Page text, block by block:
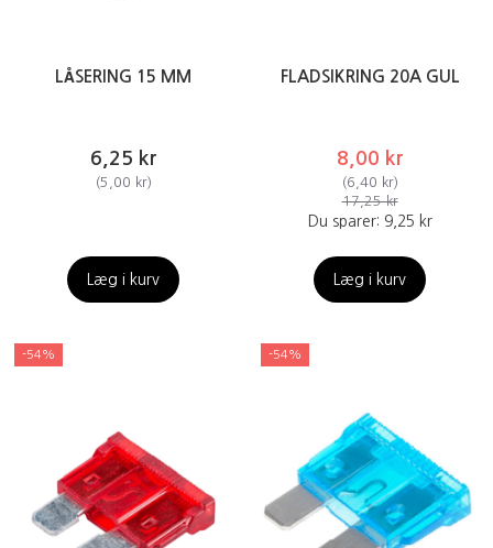
LÅSERING 15 MM
6,25 kr
(5,00 kr)
Læg i kurv
FLADSIKRING 20A GUL
8,00 kr
(6,40 kr)
17,25 kr
Du sparer: 9,25 kr
Læg i kurv
-54% -54%